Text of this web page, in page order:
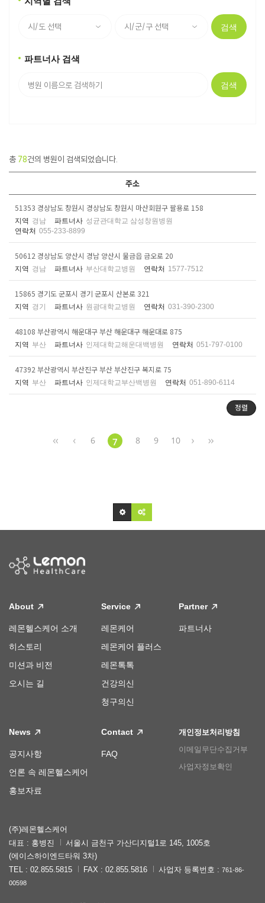
검색
파트너사 검색
검색
총 78건의 병원이 검색되었습니다.
주소
51353 경상남도 창원시 경상남도 창원시 마산회원구 팔용로 158
지역 경남 파트너사 성균관대학교 삼성창원병원
연락처 055-233-8899
50612 경상남도 양산시 경남 양산시 물금읍 금오로 20
지역 경남 파트너사 부산대학교병원 연락처 1577-7512
15865 경기도 군포시 경기 군포시 산본로 321
지역 경기 파트너사 원광대학교병원 연락처 031-390-2300
48108 부산광역시 해운대구 부산 해운대구 해운대로 875
지역 부산 파트너사 인제대학교해운대백병원 연락처 051-797-0100
47392 부산광역시 부산진구 부산 부산진구 복지로 75
지역 부산 파트너사 인제대학교부산백병원 연락처 051-890-6114
정렬
6 7 8 9 10
About
레몬헬스케어 소개
히스토리
미션과 비전
오시는 길
Service
레몬케어
레몬케어 플러스
레몬톡톡
건강의신
청구의신
Partner
파트너사
News
공지사항
언론 속 레몬헬스케어
홍보자료
Contact
FAQ
개인정보처리방침
이메일무단수집거부
사업자정보확인
(주)레몬헬스케어
대표 : 홍병진
서울시 금천구 가산디지털1로 145, 1005호
(에이스하이엔드타워 3차)
TEL : 02.855.5815
FAX : 02.855.5816 사업자 등록번호 : 761-86-
00598